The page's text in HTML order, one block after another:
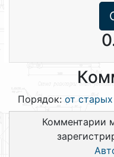
Порядок: от
Комментарии